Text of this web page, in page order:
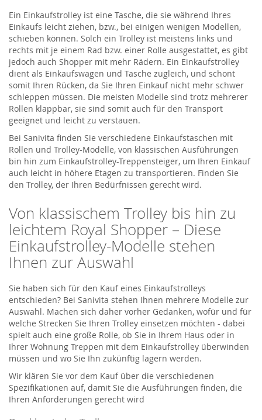
Ein Einkaufstrolley ist eine Tasche, die sie während Ihres
Einkaufs leicht ziehen, bzw., bei einigen wenigen Modellen,
schieben können. Solch ein Trolley ist meistens links und
rechts mit je einem Rad bzw. einer Rolle ausgestattet, es gibt
jedoch auch Shopper mit mehr Rädern. Ein Einkaufstrolley
dient als Einkaufswagen und Tasche zugleich, und schont
somit Ihren Rücken, da Sie Ihren Einkauf nicht mehr schwer
schleppen müssen. Die meisten Modelle sind trotz mehrerer
Rollen klappbar, sie sind somit auch für den Transport
geeignet und leicht zu verstauen.
Bei Sanivita finden Sie verschiedene Einkaufstaschen mit
Rollen und Trolley-Modelle, von klassischen Ausführungen
bin hin zum Einkaufstrolley-Treppensteiger, um Ihren Einkauf
auch leicht in höhere Etagen zu transportieren. Finden Sie
den Trolley, der Ihren Bedürfnissen gerecht wird.
Von klassischem Trolley bis hin zu
leichtem Royal Shopper – Diese
Einkaufstrolley-Modelle stehen
Ihnen zur Auswahl
Sie haben sich für den Kauf eines Einkaufstrolleys
entschieden? Bei Sanivita stehen Ihnen mehrere Modelle zur
Auswahl. Machen sich daher vorher Gedanken, wofür und für
welche Strecken Sie Ihren Trolley einsetzen möchten - dabei
spielt auch eine große Rolle, ob Sie in Ihrem Haus oder in
Ihrer Wohnung Treppen mit dem Einkaufstrolley überwinden
müssen und wo Sie Ihn zukünftig lagern werden.
Wir klären Sie vor dem Kauf über die verschiedenen
Spezifikationen auf, damit Sie die Ausführungen finden, die
Ihren Anforderungen gerecht wird